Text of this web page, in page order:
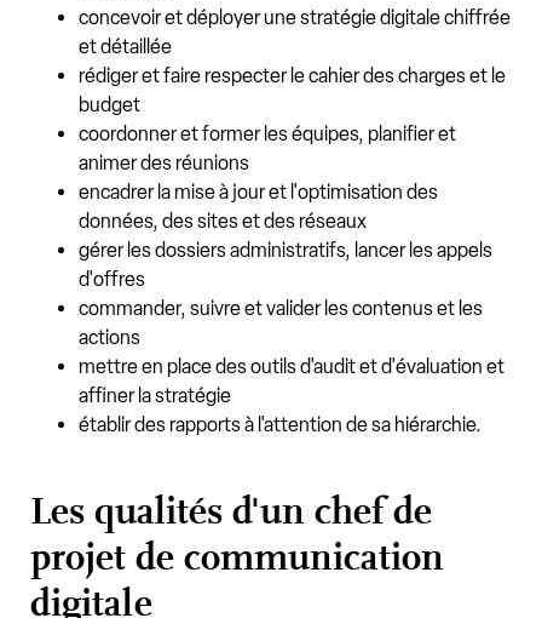
concevoir et déployer une stratégie digitale chiffrée
et détaillée
rédiger et faire respecter le cahier des charges et le
budget
coordonner et former les équipes, planifier et
animer des réunions
encadrer la mise à jour et l'optimisation des
données, des sites et des réseaux
gérer les dossiers administratifs, lancer les appels
d'offres
commander, suivre et valider les contenus et les
actions
mettre en place des outils d'audit et d'évaluation et
affiner la stratégie
établir des rapports à l'attention de sa hiérarchie.
Les qualités d'un chef de
projet de communication
digitale